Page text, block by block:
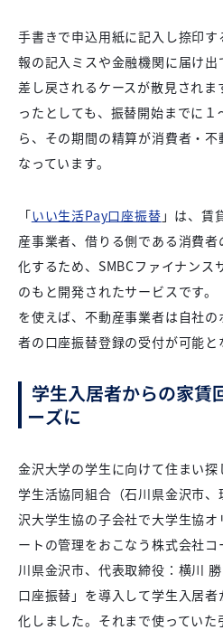
手書きで申込用紙に記入し捺印
報の記入ミスや金融機関に届け
差し戻されるケースが散見され
ったとしても、振替開始までに
ら、その期間の精算が消費者・
なっています。
「いい生活Pay口座振替 」は、賃
産事業者、借りる側である消費
化するため、SMBCファイナンス
のもと開発されたサービスです。
を使えば、不動産事業者は自社
者の口座振替登録の受付が可能と
学生入居者からの家賃
ーズに
金沢大学の学生に向けて住まい
学生活協同組合（石川県金沢市
沢大学生協の子会社で大学生協
ートの管理をおこなう株式会社
川県金沢市、代表取締役：横川
口座振替」を導入して学生入居
化しました。それまで使っていた